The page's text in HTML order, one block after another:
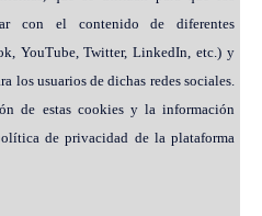
con el contenido de diferentes
YouTube, Twitter, LinkedIn, etc.) y
los usuarios de dichas redes sociales.
de estas cookies y la información
de privacidad de la plataforma